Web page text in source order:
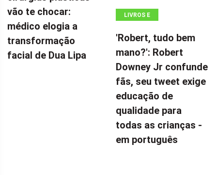
vão te chocar:
médico elogia a
transformação
facial de Dua Lipa
LIVROS E
'Robert, tudo bem
mano?': Robert
Downey Jr confunde
fãs, seu tweet exige
educação de
qualidade para
todas as crianças -
em português